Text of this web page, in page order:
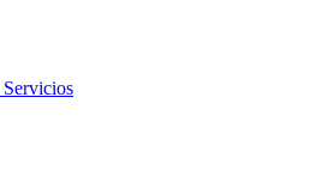
Servicios